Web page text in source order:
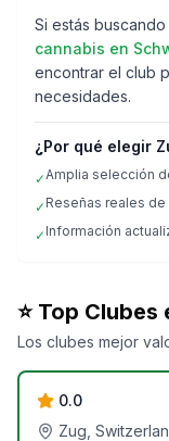
Si estás
cannabis en
encontrar el club
necesidades.
¿Por qué elegir
✓Amplia selección
✓ Reseñas reales de
✓ Información
⭐ Top Clubes
Los clubes mejor
Formula
0.0
Zug,